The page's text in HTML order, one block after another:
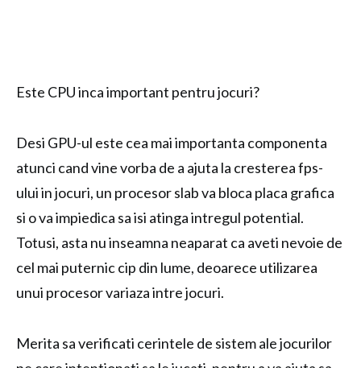
Este CPU inca important pentru jocuri?
Desi GPU-ul este cea mai importanta componenta
atunci cand vine vorba de a ajuta la cresterea fps-
ului in jocuri, un procesor slab va bloca placa grafica
si o va impiedica sa isi atinga intregul potential.
Totusi, asta nu inseamna neaparat ca aveti nevoie de
cel mai puternic cip din lume, deoarece utilizarea
unui procesor variaza intre jocuri.
Merita sa verificati cerintele de sistem ale jocurilor